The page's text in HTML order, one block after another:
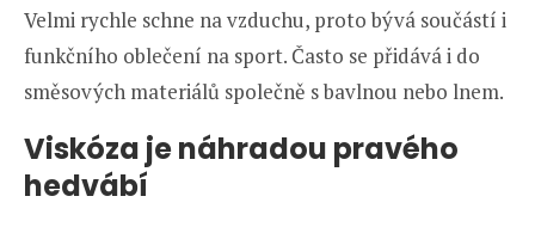
Velmi rychle schne na vzduchu, proto bývá součástí i
funkčního oblečení na sport. Často se přidává i do
směsových materiálů společně s bavlnou nebo lnem.
Viskóza je náhradou pravého
hedvábí